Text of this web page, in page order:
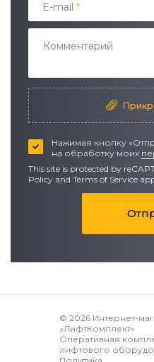
E-mail *
Нажимая кнопку
на обработку моих
This site is protected by
Policy and Terms of Service
© 2026 Интернет-
«ЛифтКомплект»
Оперативная
лифтового